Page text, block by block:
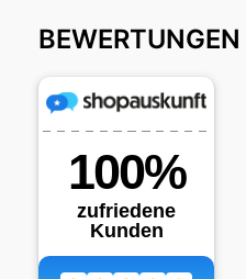
BEWERTUNGEN